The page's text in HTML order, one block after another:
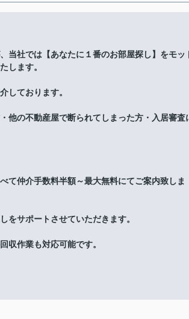
当社では【あなたに１番のお部屋探し】をモッ
します。
しております。
他の不動産屋で断られてしまった方・入居審査
て仲介手数料半額～最大無料にてご案内致しま
をサポートさせていただきます。
収作業も対応可能です。